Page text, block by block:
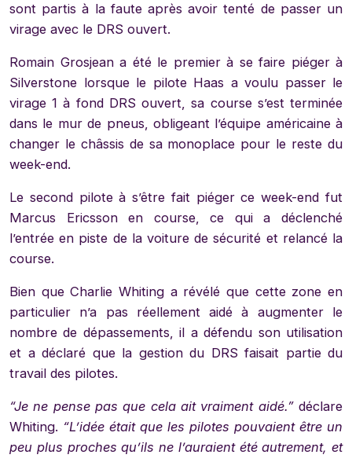
sont partis à la faute après avoir tenté de passer un
virage avec le DRS ouvert.
Romain Grosjean a été le premier à se faire piéger à
Silverstone lorsque le pilote Haas a voulu passer le
virage 1 à fond DRS ouvert, sa course s’est terminée
dans le mur de pneus, obligeant l’équipe américaine à
changer le châssis de sa monoplace pour le reste du
week-end.
Le second pilote à s’être fait piéger ce week-end fut
Marcus Ericsson en course, ce qui a déclenché
l’entrée en piste de la voiture de sécurité et relancé la
course.
Bien que Charlie Whiting a révélé que cette zone en
particulier n’a pas réellement aidé à augmenter le
nombre de dépassements, il a défendu son utilisation
et a déclaré que la gestion du DRS faisait partie du
travail des pilotes.
“Je ne pense pas que cela ait vraiment aidé.”déclare
Whiting. “L’idée était que les pilotes pouvaient être un
peu plus proches qu’ils ne l’auraient été autrement, et